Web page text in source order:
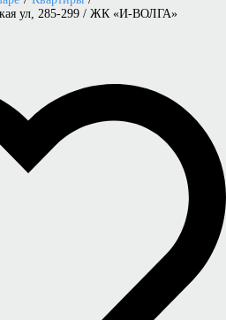
ул, 285-299 / ЖК «И-ВОЛГА»